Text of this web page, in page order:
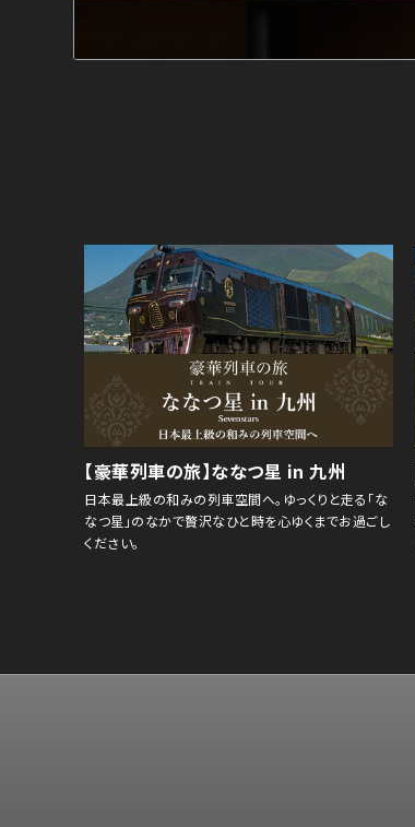
【豪華列車の旅】ななつ星 in 九州
日本最上級の和みの列車空間へ。ゆっくりと走る「な
なつ星」のなかで贅沢なひと時を心ゆくまでお過ごし
ください。